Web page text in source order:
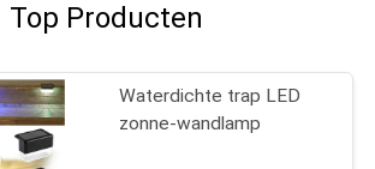
Top Producten
Waterdichte trap LED
zonne-wandlamp